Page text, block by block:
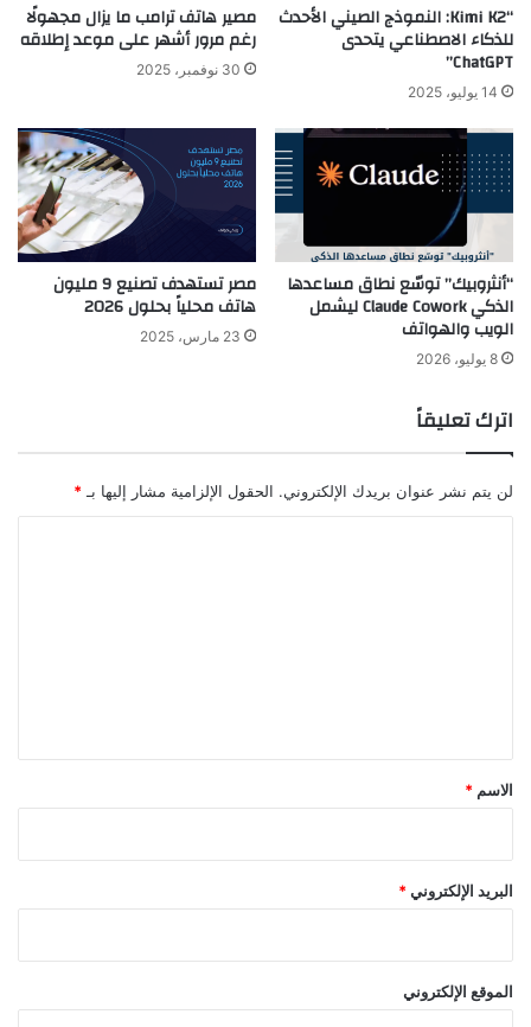
“Kimi K2: النموذج الصيني الأحدث
للذكاء الاصطناعي يتحدى
ChatGPT”
14 يوليو، 2025
مصير هاتف ترامب ما يزال مجهولًا
رغم مرور أشهر على موعد إطلاقه
30 نوفمبر، 2025
“أنثروبيك” توسّع نطاق مساعدها
الذكي Claude Cowork ليشمل
الويب والهواتف
8 يوليو، 2026
مصر تستهدف تصنيع 9 مليون
هاتف محلياً بحلول 2026
23 مارس، 2025
اترك تعليقاً
لن يتم نشر عنوان بريدك الإلكتروني. الحقول الإلزامية مشار إليها بـ *
*
الاسم *
البريد الإلكتروني *
الموقع الإلكتروني